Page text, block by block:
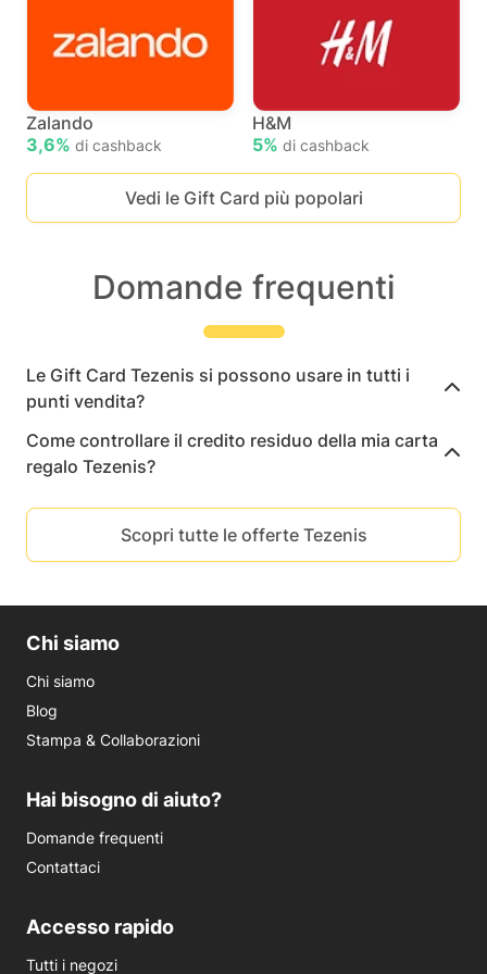
Zalando
3,6% di cashback
H&M
5% di cashback
Vedi le Gift Card più popolari
Domande frequenti
Le Gift Card Tezenis si possono usare in tutti i
punti vendita?
Come controllare il credito residuo della mia carta
regalo Tezenis?
Scopri tutte le offerte Tezenis
Chi siamo
Chi siamo
Blog
Stampa & Collaborazioni
Hai bisogno di aiuto?
Domande frequenti
Contattaci
Accesso rapido
Tutti i negozi